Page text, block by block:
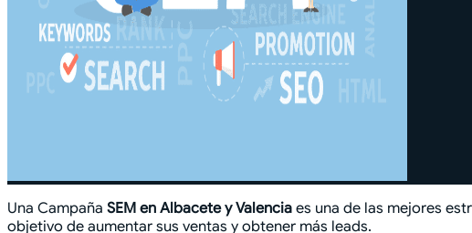
Una Campaña SEM en Albacete y Valencia es una de las mejores
objetivo de aumentar sus ventas y obtener más leads.